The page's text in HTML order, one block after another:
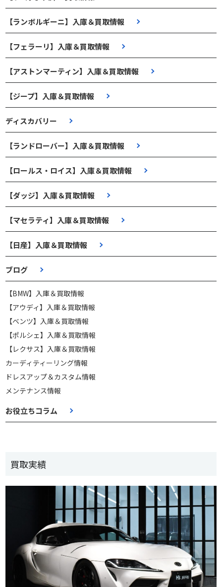
【ランボルギーニ】入庫＆買取情報
【フェラーリ】入庫＆買取情報
【アストンマーティン】入庫＆買取情報
【ジープ】入庫＆買取情報
ディスカバリー
【ランドローバー】入庫＆買取情報
【ロールス・ロイス】入庫＆買取情報
【ダッジ】入庫＆買取情報
【マセラティ】入庫＆買取情報
【日産】入庫＆買取情報
ブログ
【BMW】入庫＆買取情報
【アウディ】入庫＆買取情報
【ベンツ】入庫＆買取情報
【ポルシェ】入庫＆買取情報
【レクサス】入庫＆買取情報
カーディティーリング情報
ドレスアップ＆カスタム情報
メンテナンス情報
お役立ちコラム
買取実績